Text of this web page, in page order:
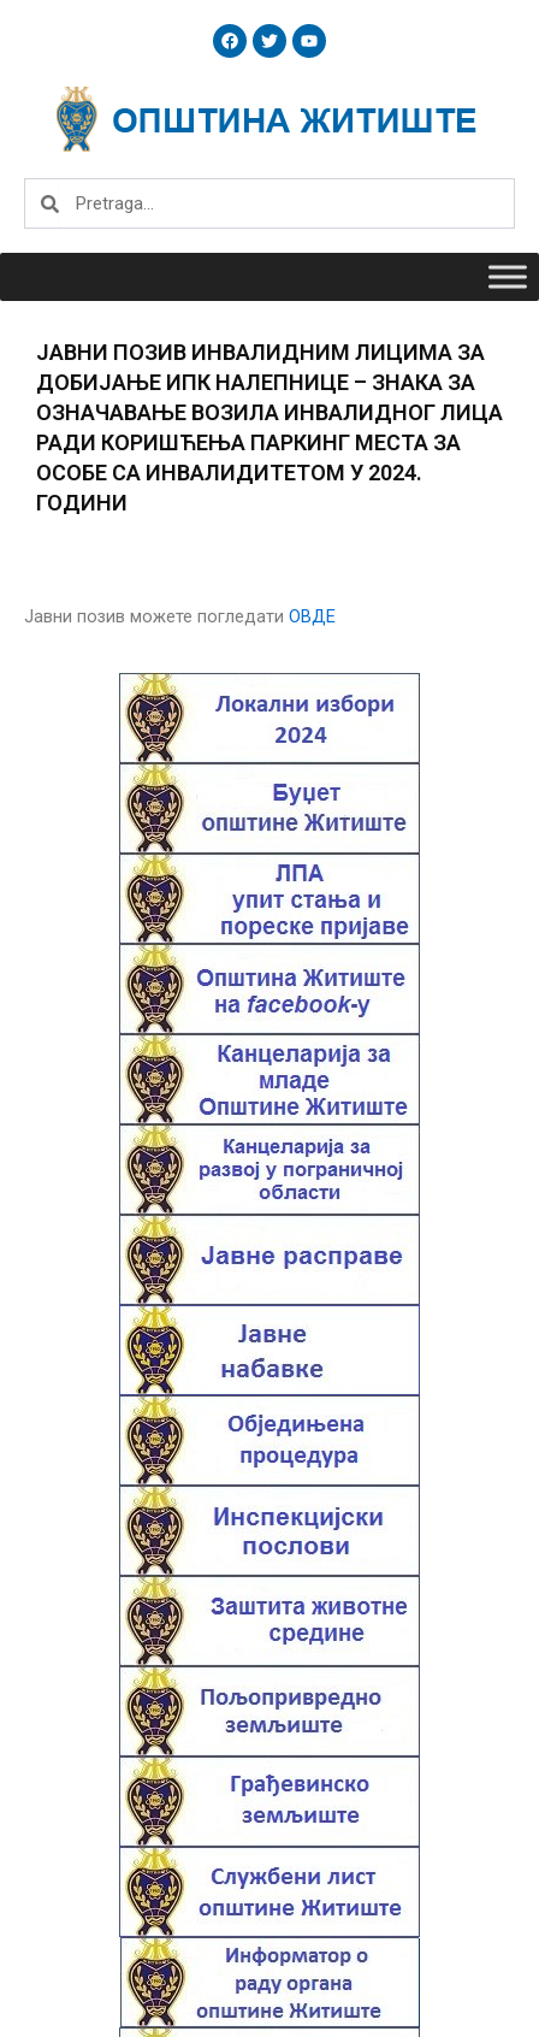
F
a
c
o
o
T
w
i
e
r
Y
o
u
b
e
Search
JАВНИ ПОЗИВ ИНВАЛИДНИМ ЛИЦИМА ЗА
ДОБИЈАЊЕ ИПК НАЛЕПНИЦЕ – ЗНАКА ЗА
ОЗНАЧАВАЊЕ ВОЗИЛА ИНВАЛИДНОГ ЛИЦА
РАДИ КОРИШЋЕЊА ПАРКИНГ МЕСТА ЗА
ОСОБЕ СА ИНВАЛИДИТЕТОМ У 2024.
ГОДИНИ
Јавни позив можете погледати ОВДЕ